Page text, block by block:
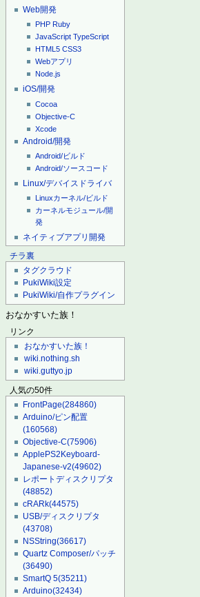
Web開発
PHP Ruby
JavaScript TypeScript
HTML5 CSS3
Webアプリ
Node.js
iOS/開発
Cocoa
Objective-C
Xcode
Android/開発
Android/ビルド
Android/ソースコード
Linux/デバイスドライバ
Linuxカーネル/ビルド
カーネルモジュール/開
発
ネイティブアプリ開発
チラ裏
タグクラウド
PukiWiki設定
PukiWiki/自作プラグイン
おなかすいた族！
リンク
おなかすいた族！
wiki.nothing.sh
wiki.guttyo.jp
人気の50件
FrontPage(284860)
Arduino/ピン配置
(160568)
Objective-C(75906)
ApplePS2Keyboard-
Japanese-v2(49602)
レポートディスクリプタ
(48852)
cRARk(44575)
USB/ディスクリプタ
(43708)
NSString(36617)
Quartz Composer/パッチ
(36490)
SmartQ 5(35211)
Arduino(32434)